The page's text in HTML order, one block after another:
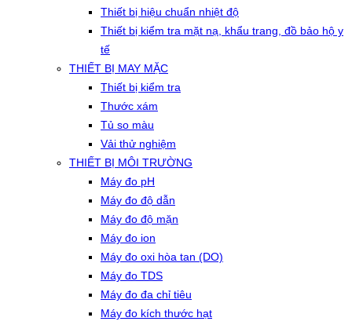
Thiết bị hiệu chuẩn nhiệt độ
Thiết bị kiểm tra mặt nạ, khẩu trang, đồ bảo hộ y
tế
THIẾT BỊ MAY MẶC
Thiết bị kiểm tra
Thước xám
Tủ so màu
Vải thử nghiệm
THIẾT BỊ MÔI TRƯỜNG
Máy đo pH
Máy đo độ dẫn
Máy đo độ mặn
Máy đo ion
Máy đo oxi hòa tan (DO)
Máy đo TDS
Máy đo đa chỉ tiêu
Máy đo kích thước hạt